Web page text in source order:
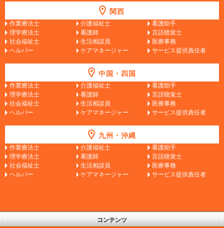
関西
作業療法士 介護福祉士
看護助手
理学療法士
看護師
言語聴覚士
社会福祉士
生活相談員
医療事務
ヘルパー
ケアマネージャー サービス提供責任者
中国・四国
作業療法士 介護福祉士
看護助手
理学療法士
看護師
言語聴覚士
社会福祉士
生活相談員
医療事務
ヘルパー
ケアマネージャー サービス提供責任者
九州・沖縄
作業療法士 介護福祉士
看護助手
理学療法士
看護師
言語聴覚士
社会福祉士
生活相談員
医療事務
ヘルパー
ケアマネージャー サービス提供責任者
コンテンツ